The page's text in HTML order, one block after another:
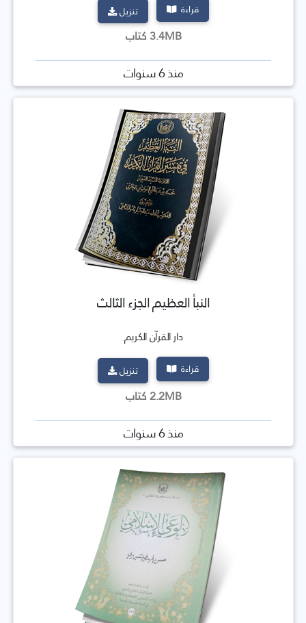
قراءة تنزيل
3.4MB كتاب
منذ 6 سنوات
النبأ العظيم الجزء الثالث
دار القرآن الكريم
قراءة تنزيل
2.2MB كتاب
منذ 6 سنوات